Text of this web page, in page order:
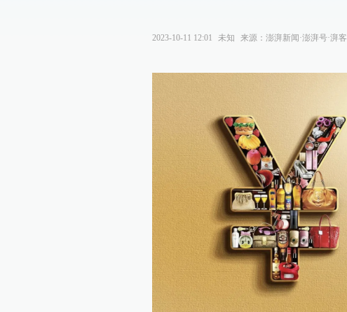
2023-10-11 12:01 未知 来源： 澎湃新闻·澎湃号·湃客